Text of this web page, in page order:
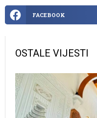
FACEBOOK
OSTALE VIJESTI